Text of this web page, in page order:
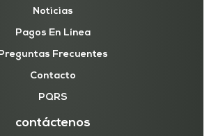
Noticias
Pagos En Línea
Frecuentes
Contacto
PQRS
contáctenos